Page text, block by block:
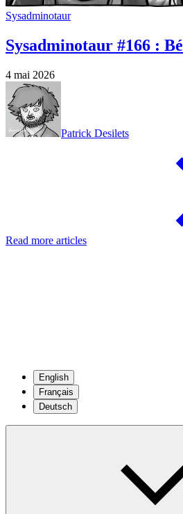
Sysadminotaur
Sysadminotaur #166 :
4 mai 2026
Patrick Desilets
Read more articles
English
Français
Deutsch